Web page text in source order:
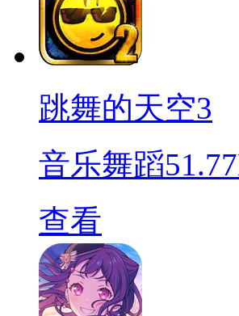
跳舞的天空3
音乐舞蹈
查看